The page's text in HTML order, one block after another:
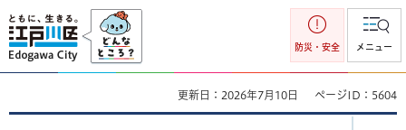
江戸川区
防災・安全 メニュー
更新日：2026年7月10日 ページID：5604